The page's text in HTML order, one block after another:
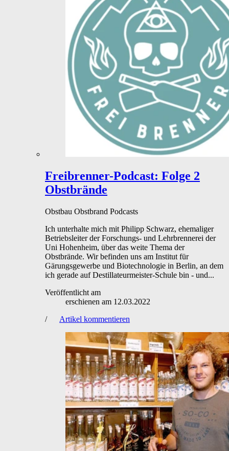
Freibrenner-Podcast: Folge 2
Obstbrände
Obstbau Obstbrand Podcasts
Ich unterhalte mich mit Philipp Schwarz, ehemaliger
Betriebsleiter der Forschungs- und Lehrbrennerei der
Uni Hohenheim, über das weite Thema der
Obstbrände. Wir befinden uns am Institut für
Gärungsgewerbe und Biotechnologie in Berlin, an dem
ich gerade auf Destillateurmeister-Schule bin - und...
Veröffentlicht am
erschienen am 12.03.2022
/
Artikel kommentieren